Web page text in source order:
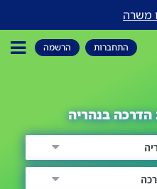
משרה
התחברות הרשמה
בנהריה